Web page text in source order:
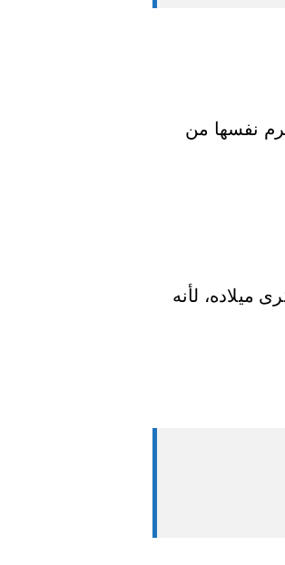
نفسها من
ميلاده، لأنه